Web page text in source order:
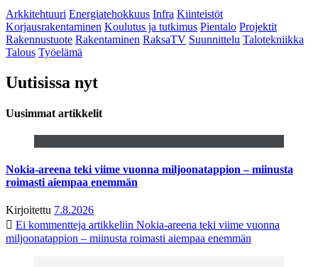
Arkkitehtuuri Energiatehokkuus Infra Kiinteistöt
Korjausrakentaminen Koulutus ja tutkimus Pientalo Projektit
Rakennustuote Rakentaminen RaksaTV Suunnittelu Talotekniikka
Talous Työelämä
Uutisissa nyt
Uusimmat artikkelit
Nokia-areena teki viime vuonna miljoonatappion – miinusta
roimasti aiempaa enemmän
Kirjoitettu 7.8.2026
Ei kommentteja artikkeliin Nokia-areena teki viime vuonna
miljoonatappion – miinusta roimasti aiempaa enemmän